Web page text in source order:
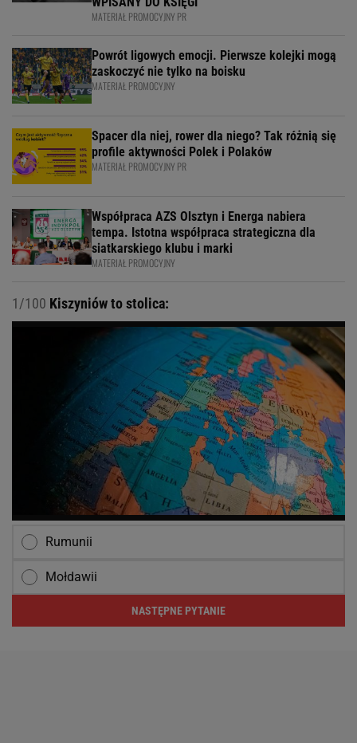
MATERIAŁ PROMOCYJNY PR
Powrót ligowych emocji. Pierwsze kolejki mogą
zaskoczyć nie tylko na boisku
MATERIAŁ PROMOCYJNY
Spacer dla niej, rower dla niego? Tak różnią się
profile aktywności Polek i Polaków
MATERIAŁ PROMOCYJNY PR
Współpraca AZS Olsztyn i Energa nabiera
tempa. Istotna współpraca strategiczna dla
siatkarskiego klubu i marki
MATERIAŁ PROMOCYJNY
1/100 Kiszyniów to stolica:
Rumunii
Mołdawii
NASTĘPNE PYTANIE